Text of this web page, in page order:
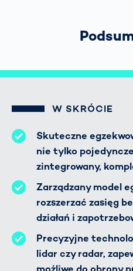
W SKRÓCIE
Skuteczne
nie tylko
zintegrowany,
Zarządzany model
rozszerzać zasięg
działań i
Precyzyjne
lidar czy radar,